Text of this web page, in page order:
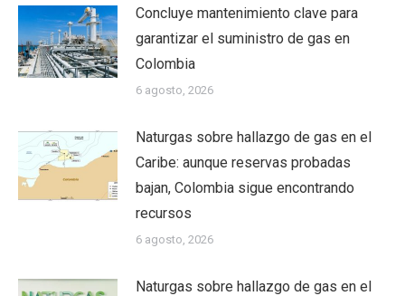
Concluye mantenimiento clave para
garantizar el suministro de gas en
Colombia
6 agosto, 2026
Naturgas sobre hallazgo de gas en el
Caribe: aunque reservas probadas
bajan, Colombia sigue encontrando
recursos
6 agosto, 2026
Naturgas sobre hallazgo de gas en el